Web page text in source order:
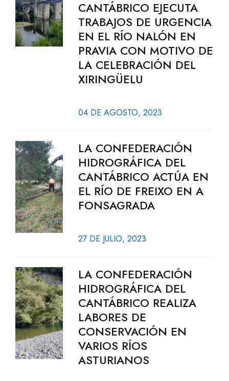
CANTÁBRICO EJECUTA
TRABAJOS DE URGENCIA
EN EL RÍO NALÓN EN
PRAVIA CON MOTIVO DE
LA CELEBRACIÓN DEL
XIRINGÜELU
04 DE AGOSTO, 2023
LA CONFEDERACIÓN
HIDROGRÁFICA DEL
CANTÁBRICO ACTÚA EN
EL RÍO DE FREIXO EN A
FONSAGRADA
27 DE JULIO, 2023
LA CONFEDERACIÓN
HIDROGRÁFICA DEL
CANTÁBRICO REALIZA
LABORES DE
CONSERVACIÓN EN
VARIOS RÍOS
ASTURIANOS